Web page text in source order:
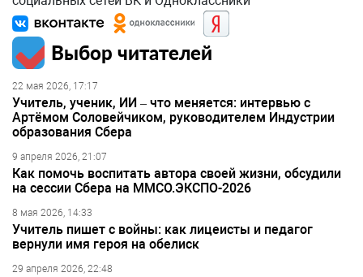
Выбор читателей
22 мая 2026, 17:17
Учитель, ученик, ИИ – что меняется: интервью с
Артёмом Соловейчиком, руководителем Индустрии
образования Сбера
9 апреля 2026, 21:07
Как помочь воспитать автора своей жизни, обсудили
на сессии Сбера на ММСО.ЭКСПО-2026
8 мая 2026, 14:33
Учитель пишет с войны: как лицеисты и педагог
вернули имя героя на обелиск
29 апреля 2026, 22:48